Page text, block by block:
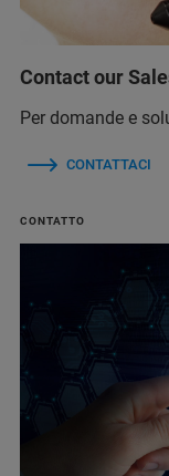
Contact our
Per domande e
CONTATTACI
CONTATTO